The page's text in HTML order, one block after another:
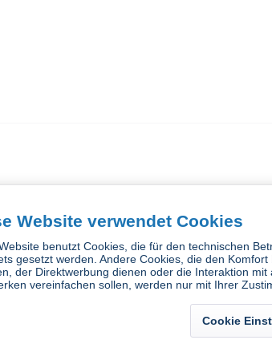
Beizfluid VA
Website verwendet Cookies
benutzt Cookies, die für den technischen
gesetzt werden. Andere Cookies, die den
der Direktwerbung dienen oder die Interaktion mit
vereinfachen sollen, werden nur mit Ihrer
Cookie